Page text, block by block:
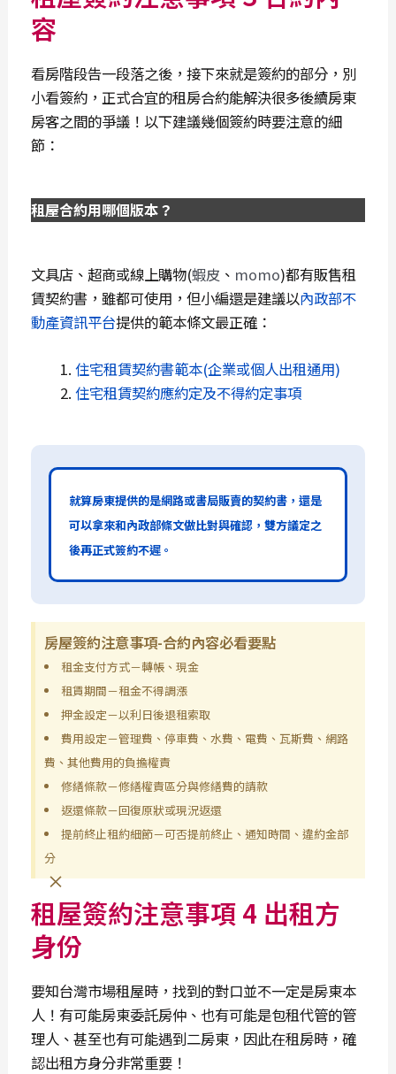
容
看房階段告一段落之後，接下來就是簽約的部分，別
小看簽約，正式合宜的租房合約能解決很多後續房東
房客之間的爭議！以下建議幾個簽約時要注意的細
節：
租屋合約用哪個版本？
文具店、超商或線上購物(蝦皮 、 momo)都有販售租
賃契約書，雖都可使用，但小編還是建議以內政部不
動產資訊平台提供的範本條文最正確：
住宅租賃契約書範本(企業或個人出租通用)
住宅租賃契約應約定及不得約定事項
就算房東提供的是網路或書局販賣的契約書，還是
可以拿來和內政部條文做比對與確認，雙方議定之
後再正式簽約不遲。
房屋簽約注意事項-合約內容必看要點
租金支付方式－轉帳、現金
租賃期間－租金不得調漲
押金設定－以利日後退租索取
費用設定－管理費、停車費、水費、電費、瓦斯費、網路
費、其他費用的負擔權責
修繕條款－修繕權責區分與修繕費的請款
返還條款－回復原狀或現況返還
提前終止租約細節－可否提前終止、通知時間、違約金部
分
×
租屋簽約注意事項 4 出租方
身份
要知台灣市場租屋時，找到的對口並不一定是房東本
人！有可能房東委託房仲、也有可能是包租代管的管
理人、甚至也有可能遇到二房東，因此在租房時，確
認出租方身分非常重要！